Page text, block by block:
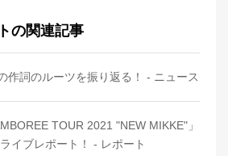
の関連記事
作詞のルーツを振り返る！ - ニュース
TOUR 2021 "NEW MIKKE"」
イブレポート！ - レポート